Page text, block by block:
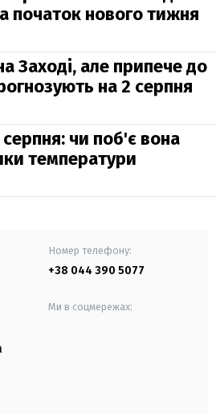
початок нового тижня
Заході, але припече до
на 2 серпня
чи поб'є вона
температури
Номер телефону:
+38 044 390 5077
Ми в соцмережах: